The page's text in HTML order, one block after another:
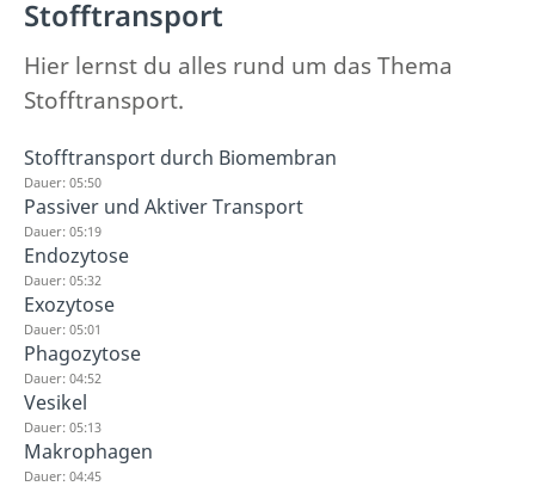
Stofftransport
Hier lernst du alles rund um das Thema
Stofftransport.
Stofftransport durch Biomembran
Dauer: 05:50
Passiver und Aktiver Transport
Dauer: 05:19
Endozytose
Dauer: 05:32
Exozytose
Dauer: 05:01
Phagozytose
Dauer: 04:52
Vesikel
Dauer: 05:13
Makrophagen
Dauer: 04:45